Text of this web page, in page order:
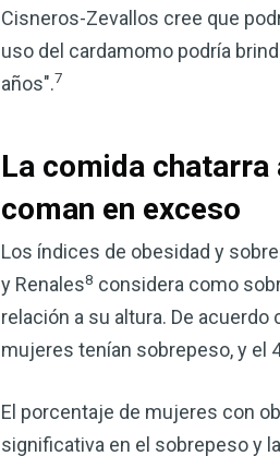
Cisneros-Zevallos cree que
uso del cardamomo podría
años".7
La comida
coman en exceso
Los índices de obesidad y
y Renales8 considera como
relación a su altura. De
mujeres tenían sobrepeso, y el
El porcentaje de mujeres con
significativa en el sobrepeso y